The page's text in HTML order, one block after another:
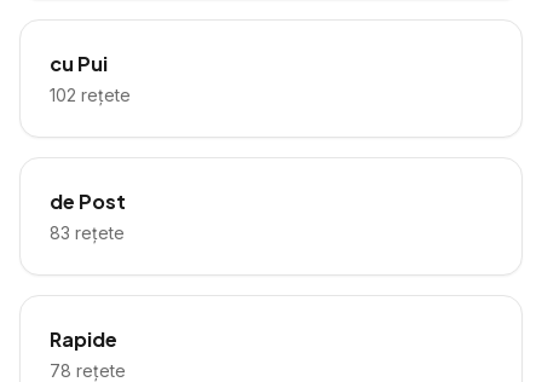
cu Pui
102 rețete
de Post
83 rețete
Rapide
78 rețete